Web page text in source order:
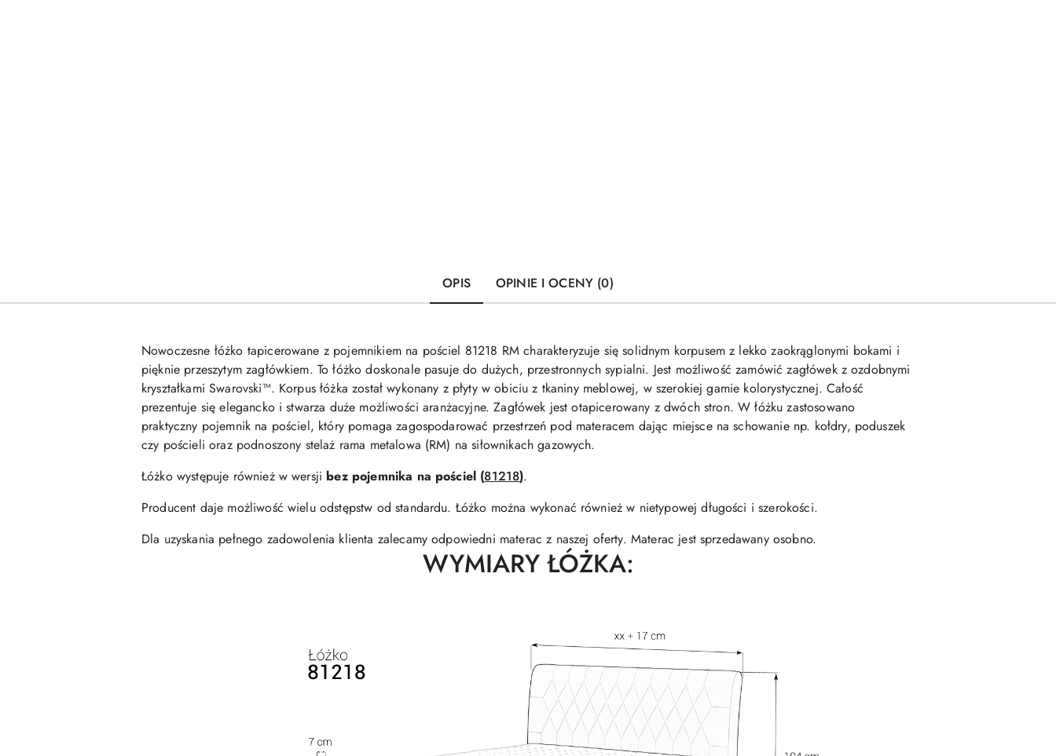
OPIS OPINIE I OCENY (0)
Nowoczesne łóżko tapicerowane z pojemnikiem na pościel 81218 RM charakteryzuje się solidnym korpusem z lekko zaokrąglonymi bokami i
pięknie przeszytym zagłówkiem. To łóżko doskonale pasuje do dużych, przestronnych sypialni. Jest możliwość zamówić zagłówek z ozdobnymi
kryształkami Swarovski™. Korpus łóżka został wykonany z płyty w obiciu z tkaniny meblowej, w szerokiej gamie kolorystycznej. Całość
prezentuje się elegancko i stwarza duże możliwości aranżacyjne. Zagłówek jest otapicerowany z dwóch stron. W łóżku zastosowano
praktyczny pojemnik na pościel, który pomaga zagospodarować przestrzeń pod materacem dając miejsce na schowanie np. kołdry, poduszek
czy pościeli oraz podnoszony stelaż rama metalowa (RM) na siłownikach gazowych.
Łóżko występuje również w wersji bez pojemnika na pościel (81218).
Producent daje możliwość wielu odstępstw od standardu. Łóżko można wykonać również w nietypowej długości i szerokości.
Dla uzyskania pełnego zadowolenia klienta zalecamy odpowiedni materac z naszej oferty. Materac jest sprzedawany osobno.
WYMIARY ŁÓŻKA: